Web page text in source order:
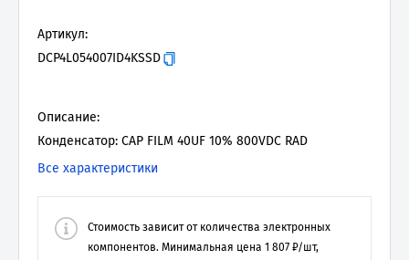
Артикул:
DCP4L054007ID4KSSD
Описание:
Конденсатор: CAP FILM 40UF 10% 800VDC RAD
Все характеристики
Стоимость зависит от количества электронных
компонентов. Минимальная цена 1 807 ₽/шт,